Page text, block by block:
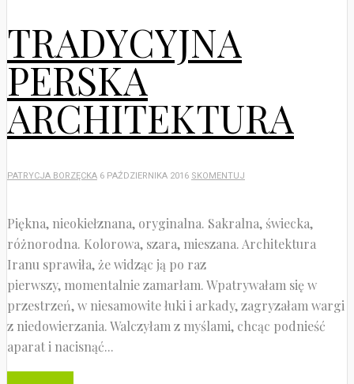
TRADYCYJNA
PERSKA
ARCHITEKTURA
PATRYCJA BORZĘCKA 6 PAŹDZIERNIKA 2016 SKOMENTUJ
Piękna, nieokiełznana, oryginalna. Sakralna, świecka,
różnorodna. Kolorowa, szara, mieszana. Architektura
Iranu sprawiła, że widząc ją po raz
pierwszy, momentalnie zamarłam. Wpatrywałam się w
przestrzeń, w niesamowite łuki i arkady, zagryzałam wargi
z niedowierzania. Walczyłam z myślami, chcąc podnieść
aparat i nacisnąć...